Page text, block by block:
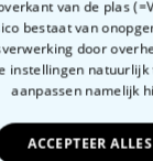
set
van
€ 19,99
van de plas
bestaat van
door
instellingen
aanpassen namelijk
ACCEPTEER ALLES